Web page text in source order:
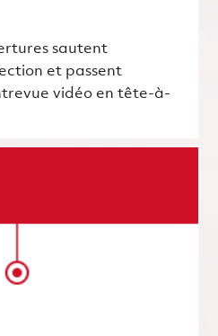
sautent
et passent
vidéo en tête-à-